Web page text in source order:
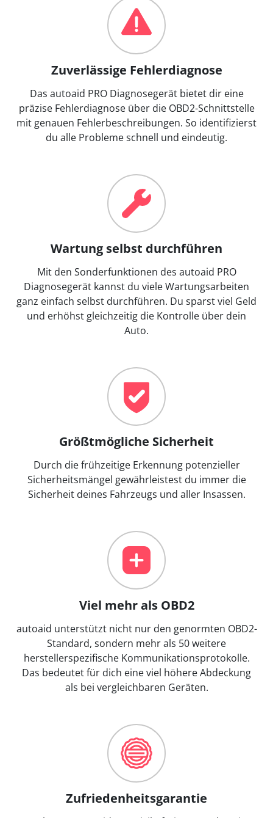
Zuverlässige Fehlerdiagnose
Das autoaid PRO Diagnosegerät bietet dir eine
präzise Fehlerdiagnose über die OBD2-Schnittstelle
mit genauen Fehlerbeschreibungen. So identifizierst
du alle Probleme schnell und eindeutig.
Wartung selbst durchführen
Mit den Sonderfunktionen des autoaid PRO
Diagnosegerät kannst du viele Wartungsarbeiten
ganz einfach selbst durchführen. Du sparst viel Geld
und erhöhst gleichzeitig die Kontrolle über dein
Auto.
Größtmögliche Sicherheit
Durch die frühzeitige Erkennung potenzieller
Sicherheitsmängel gewährleistest du immer die
Sicherheit deines Fahrzeugs und aller Insassen.
Viel mehr als OBD2
autoaid unterstützt nicht nur den genormten OBD2-
Standard, sondern mehr als 50 weitere
herstellerspezifische Kommunikationsprotokolle.
Das bedeutet für dich eine viel höhere Abdeckung
als bei vergleichbaren Geräten.
Zufriedenheitsgarantie